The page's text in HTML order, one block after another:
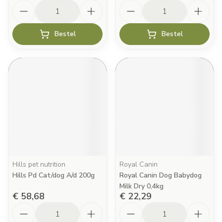
Bestel Bestel
Hills pet nutrition
Hills Pd Cat/dog A/d 200g
€ 58,68
Royal Canin
Royal Canin Dog Babydog
Milk Dry 0,4kg
€ 22,29